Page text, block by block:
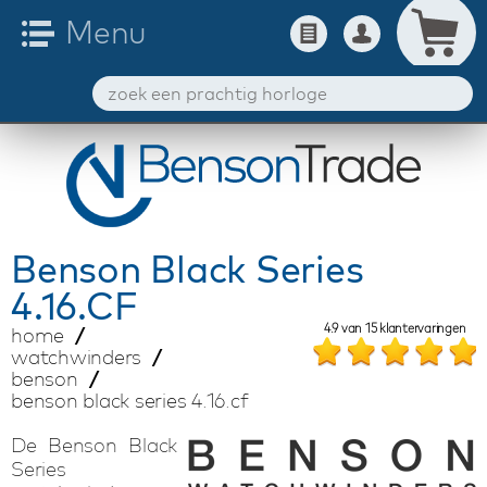
Benson Black Series
4.16.CF
home
watchwinders
benson
benson black series 4.16.cf
4.9van 15klantervaringen
De Benson Black
Series